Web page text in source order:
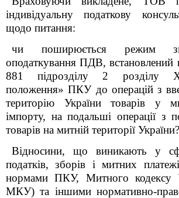
індивідуальну податкову
щодо питання:
чи поширюється режим
оподаткування ПДВ, встановлений
881підрозділу 2 розділу
положення» ПКУ до операцій з
територію України товарів у
імпорту, на подальші операції з
товарів на митній території України?
Відносини, що виникають у
податків, зборів і митних
нормами ПКУ, Митного кодексу
МКУ) та іншими нормативно-